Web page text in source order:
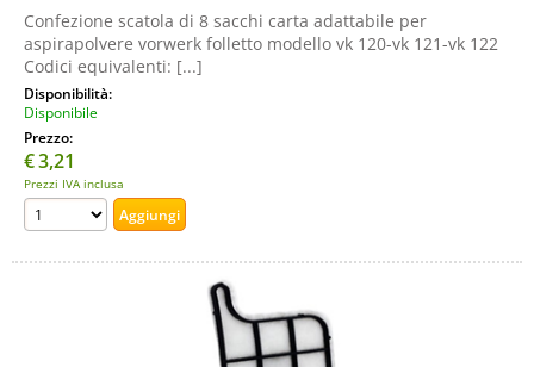
Confezione scatola di 8 sacchi carta adattabile per
aspirapolvere vorwerk folletto modello vk 120-vk 121-vk 122
Codici equivalenti: [...]
Disponibilità:
Disponibile
Prezzo:
€3,21
Prezzi IVA inclusa